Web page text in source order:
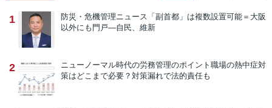
1 防災・危機管理ニュース 「副首都」は複数設置可能＝大阪
以外にも門戸―自民、維新
2 ニューノーマル時代の労務管理のポイント 職場の熱中症対
策はどこまで必要？対策漏れで法的責任も